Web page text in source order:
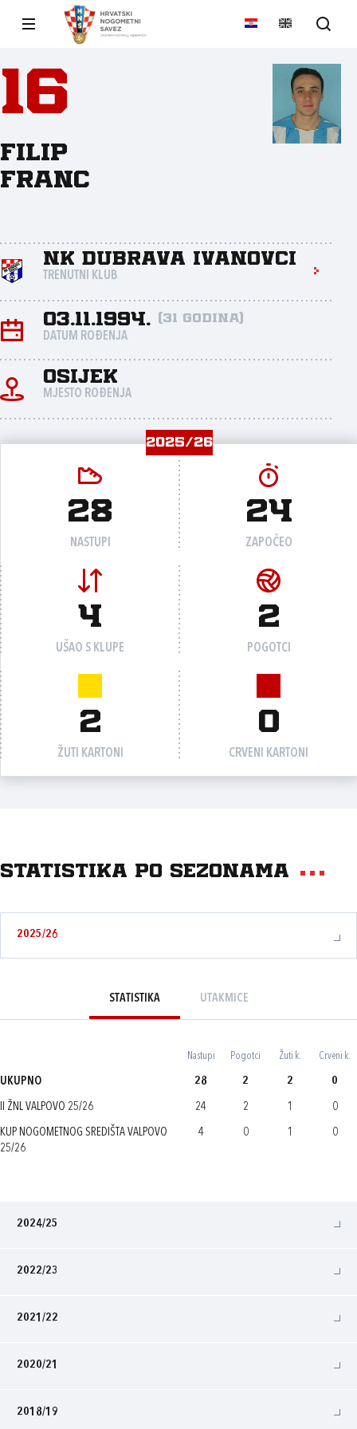
16
Filip
Franc
NK Dubrava Ivanovci
TRENUTNI KLUB
03.11.1994. (31 godina)
DATUM ROĐENJA
Osijek
MJESTO ROĐENJA
2025/26
28
NASTUPI
24
ZAPOČEO
4
UŠAO S KLUPE
2
POGOTCI
2
ŽUTI KARTONI
0
CRVENI KARTONI
Statistika po sezonama
2025/26
STATISTIKA UTAKMICE
Nastupi Pogotci Žuti k. Crveni k.
UKUPNO 28 2 2 0
II ŽNL VALPOVO 25/26 24 2 1 0
KUP NOGOMETNOG SREDIŠTA VALPOVO
25/26
4 0 1 0
2024/25
2022/23
2021/22
2020/21
2018/19